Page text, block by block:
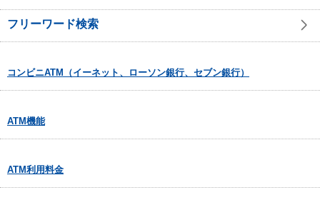
フリーワード検索
コンビニATM（イーネット、ローソン銀行、セブン銀行）
ATM機能
ATM利用料金